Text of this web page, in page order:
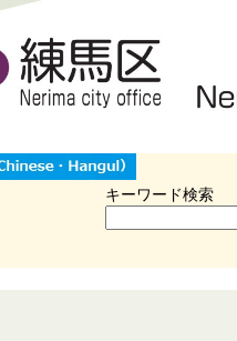
キーワード検索